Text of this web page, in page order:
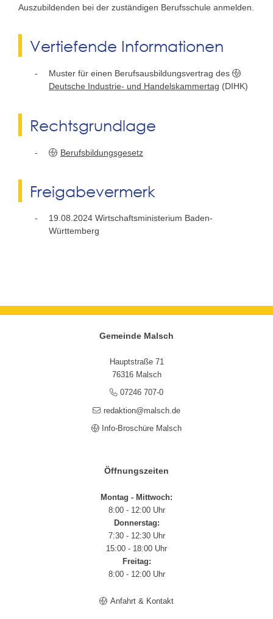
Auszubildenden bei der zuständigen Berufsschule anmelden.
Vertiefende Informationen
Muster für einen Berufsausbildungsvertrag des
Deutsche Industrie- und Handelskammertag (DIHK)
Rechtsgrundlage
Berufsbildungsgesetz
Freigabevermerk
19.08.2024 Wirtschaftsministerium Baden-
Württemberg
Gemeinde Malsch
Hauptstraße 71
76316 Malsch
07246 707-0
redaktion@malsch.de
Info-Broschüre Malsch
Öffnungszeiten
Montag - Mittwoch:
8:00 - 12:00 Uhr
Donnerstag:
7:30 - 12:30 Uhr
15:00 - 18:00 Uhr
Freitag:
8:00 - 12:00 Uhr
Anfahrt & Kontakt